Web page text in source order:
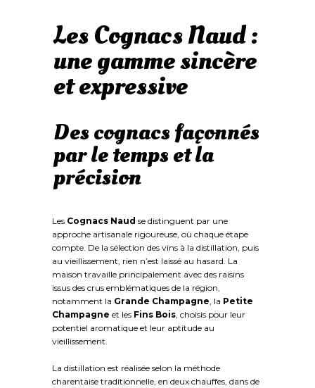
Les Cognacs Naud :
une gamme sincère
et expressive
Des cognacs façonnés
par le temps et la
précision
Les Cognacs Naud se distinguent par une
approche artisanale rigoureuse, où chaque étape
compte. De la sélection des vins à la distillation, puis
au vieillissement, rien n’est laissé au hasard. La
maison travaille principalement avec des raisins
issus des crus emblématiques de la région,
notamment la Grande Champagne , la Petite
Champagne et les Fins Bois , choisis pour leur
potentiel aromatique et leur aptitude au
vieillissement.
La distillation est réalisée selon la méthode
charentaise traditionnelle, en deux chauffes, dans de